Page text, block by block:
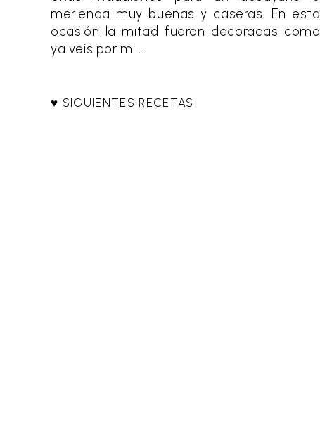
merienda muy buenas y caseras. En esta
ocasión la mitad fueron decoradas como
ya veis por mi ...
♥ SIGUIENTES RECETAS